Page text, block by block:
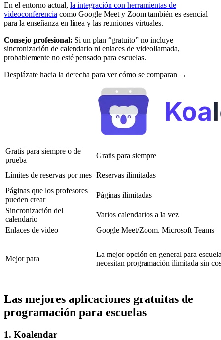
En el entorno actual, la integración con herramientas de
videoconferencia como Google Meet y Zoom también es esencial
para la enseñanza en línea y las reuniones virtuales.
Consejo profesional: Si un plan “gratuito” no incluye
sincronización de calendario ni enlaces de videollamada,
probablemente no esté pensado para escuelas.
Desplázate hacia la derecha para ver cómo se comparan →
Gratis para siempre o de
prueba
Gratis para siempre
Límites de reservas por mes Reservas ilimitadas
Páginas que los profesores
pueden crear
Páginas ilimitadas
Sincronización del
calendario
Varios calendarios a la vez
Enlaces de video
Google Meet/Zoom. Microsoft Teams
Mejor para
La mejor opción en general para
necesitan programación ilimitada sin
Las mejores aplicaciones gratuitas de
programación para escuelas
1. Koalendar